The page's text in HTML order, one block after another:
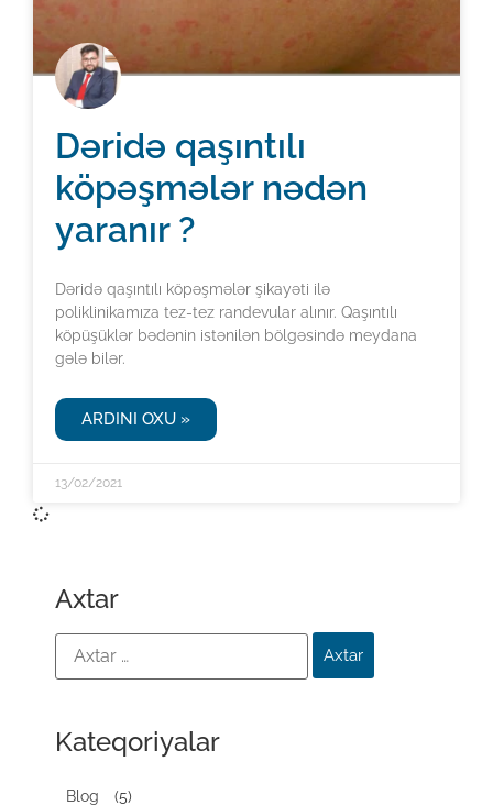
Dəridə qaşıntılı
köpəşmələr nədən
yaranır ?
Dəridə qaşıntılı köpəşmələr şikayəti ilə
poliklinikamıza tez-tez randevular alınır. Qaşıntılı
köpüşüklər bədənin istənilən bölgəsində meydana
gələ bilər.
ARDINI OXU »
13/02/2021
Axtar
Kateqoriyalar
Blog (5)